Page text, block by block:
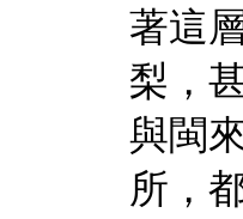
著這
梨，
與閩
所，